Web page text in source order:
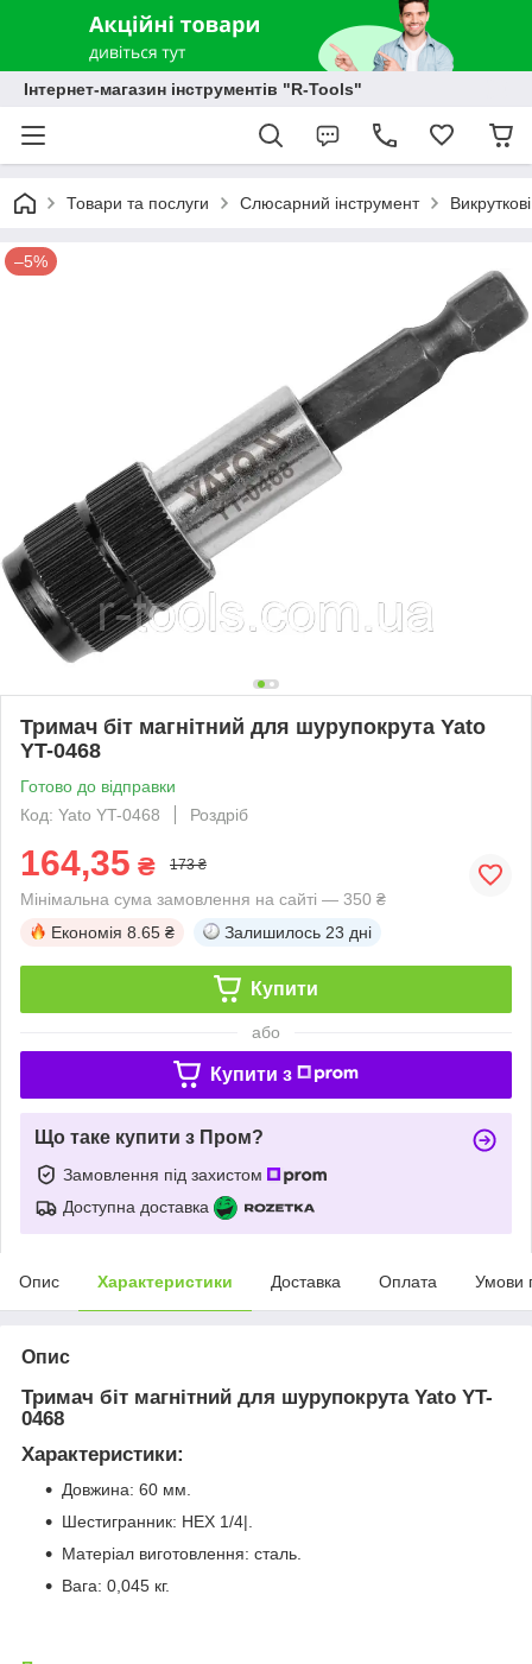
Інтернет-магазин інструментів "R-Tools"
Товари та послуги Слюсарний інструмент
–5%
Тримач біт магнітний для шурупокрута Yato
YT-0468
Готово до відправки
Код: Yato YT-0468
Роздріб
164,35 ₴ 173 ₴
Мінімальна сума замовлення на сайті — 350 ₴
Економія 8.65 ₴ Залишилось 23 дні
Купити
або
Купити з
Що таке купити з Пром?
Замовлення під захистом
Доступна доставка
Опис Характеристики Доставка Оплата Умови
Опис
Тримач біт магнітний для шурупокрута Yato YT-
0468
Характеристики:
Довжина: 60 мм.
Шестигранник: НЕХ 1/4|.
Матеріал виготовлення: сталь.
Вага: 0,045 кг.